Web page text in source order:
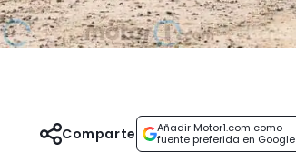
Añadir Motor1.com como
fuente preferida en Google
Comparte